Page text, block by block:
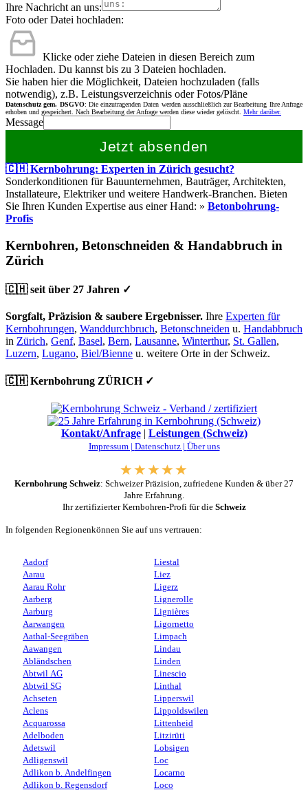
Ihre Nachricht an uns:
Foto oder Datei hochladen:
Klicke oder ziehe Dateien in diesen Bereich zum
Hochladen. Du kannst bis zu 3 Dateien hochladen.
Sie haben hier die Möglichkeit, Dateien hochzuladen (falls
notwendig), z.B. Leistungsverzeichnis oder Fotos/Pläne
Datenschutz gem. DSGVO: Die einzutragenden Daten werden ausschließlich zur Bearbeitung Ihre Anfrage
erhoben und gespeichert. Nach Bearbeitung der Anfrage werden diese wieder gelöscht. Mehr darüber.
Message
Jetzt absenden
🇨🇭 Kernbohrung: Experten in Zürich gesucht?
Sonderkonditionen für Bauunternehmen, Bauträger, Architekten,
Installateure, Elektriker und weitere Handwerk-Branchen. Bieten
Sie Ihren Kunden Expertise aus einer Hand: » Betonbohrung-
Profis
Kernbohren, Betonschneiden & Handabbruch in
Zürich
🇨🇭 seit über 27 Jahren ✓
Sorgfalt, Präzision & saubere Ergebnisser. Ihre Experten für
Kernbohrungen, Wanddurchbruch, Betonschneiden u. Handabbruch
in Zürich, Genf, Basel, Bern, Lausanne, Winterthur, St. Gallen,
Luzern, Lugano, Biel/Bienne u. weitere Orte in der Schweiz.
🇨🇭 Kernbohrung ZÜRICH ✓
Kontakt/Anfrage| Leistungen (Schweiz)
Impressum | Datenschutz | Über uns
Kernbohrung Schweiz: Schweizer Präzision, zufriedene Kunden & über 27
Jahre Erfahrung.
Ihr zertifizierter Kernbohren-Profi für die Schweiz
In folgenden Regionenkönnen Sie auf uns vertrauen:
Aadorf
Aarau
Aarau Rohr
Aarberg
Aarburg
Aarwangen
Aathal-Seegräben
Aawangen
Abländschen
Abtwil AG
Abtwil SG
Achseten
Aclens
Acquarossa
Adelboden
Adetswil
Adligenswil
Adlikon b. Andelfingen
Adlikon b. Regensdorf
Liestal
Liez
Ligerz
Lignerolle
Lignières
Ligornetto
Limpach
Lindau
Linden
Linescio
Linthal
Lipperswil
Lippoldswilen
Littenheid
Litzirüti
Lobsigen
Loc
Locarno
Loco